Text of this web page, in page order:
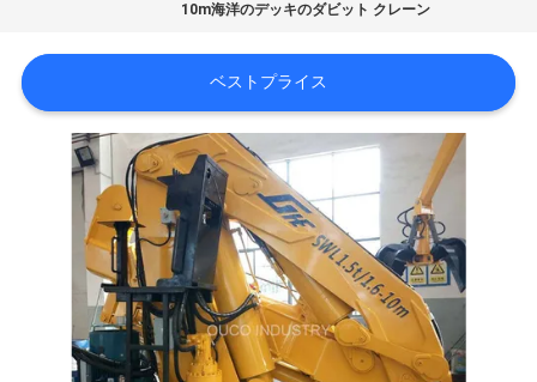
ち
に
10m海洋のデッキのダビット クレーン
ベストプライス